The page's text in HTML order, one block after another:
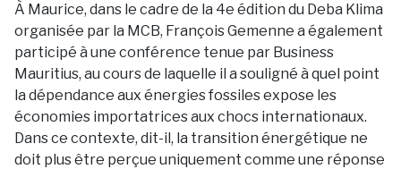
À Maurice, dans le cadre de la 4e édition du Deba Klima
organisée par la MCB, François Gemenne a également
participé à une conférence tenue par Business
Mauritius, au cours de laquelle il a souligné à quel point
la dépendance aux énergies fossiles expose les
économies importatrices aux chocs internationaux.
Dans ce contexte, dit-il, la transition énergétique ne
doit plus être perçue uniquement comme une réponse